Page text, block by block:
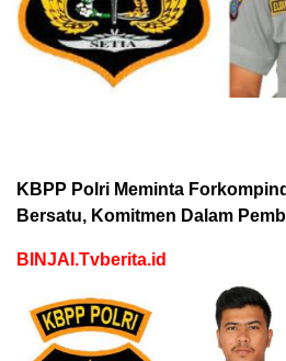
KBPP Polri Meminta
Bersatu, Komitmen Dalam
BINJAI.Tvberita.id